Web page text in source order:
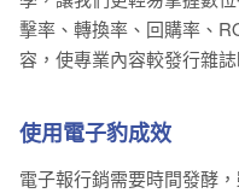
擊率、轉換率、回購率、
容，使專業內容較發行雜
使用電子豹成效
電子報行銷需要時間發酵